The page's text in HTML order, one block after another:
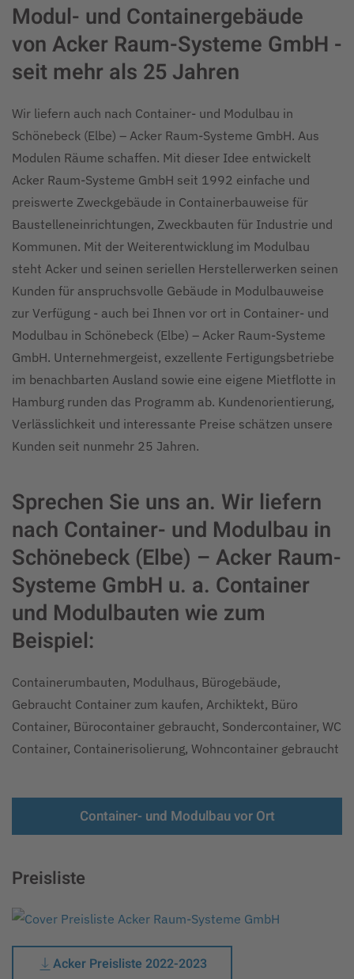
Modul- und Containergebäude
von Acker Raum-Systeme GmbH -
seit mehr als 25 Jahren
Wir liefern auch nach Container- und Modulbau in
Schönebeck (Elbe) – Acker Raum-Systeme GmbH. Aus
Modulen Räume schaffen. Mit dieser Idee entwickelt
Acker Raum-Systeme GmbH seit 1992 einfache und
preiswerte Zweckgebäude in Containerbauweise für
Baustelleneinrichtungen, Zweckbauten für Industrie und
Kommunen. Mit der Weiterentwicklung im Modulbau
steht Acker und seinen seriellen Herstellerwerken seinen
Kunden für anspruchsvolle Gebäude in Modulbauweise
zur Verfügung - auch bei Ihnen vor ort in Container- und
Modulbau in Schönebeck (Elbe) – Acker Raum-Systeme
GmbH. Unternehmergeist, exzellente Fertigungsbetriebe
im benachbarten Ausland sowie eine eigene Mietflotte in
Hamburg runden das Programm ab. Kundenorientierung,
Verlässlichkeit und interessante Preise schätzen unsere
Kunden seit nunmehr 25 Jahren.
Sprechen Sie uns an. Wir liefern
nach Container- und Modulbau in
Schönebeck (Elbe) – Acker Raum-
Systeme GmbH u. a. Container
und Modulbauten wie zum
Beispiel:
Containerumbauten, Modulhaus, Bürogebäude,
Gebraucht Container zum kaufen, Archiktekt, Büro
Container, Bürocontainer gebraucht, Sondercontainer, WC
Container, Containerisolierung, Wohncontainer gebraucht
Container- und Modulbau vor Ort
Preisliste
Acker Preisliste 2022-2023